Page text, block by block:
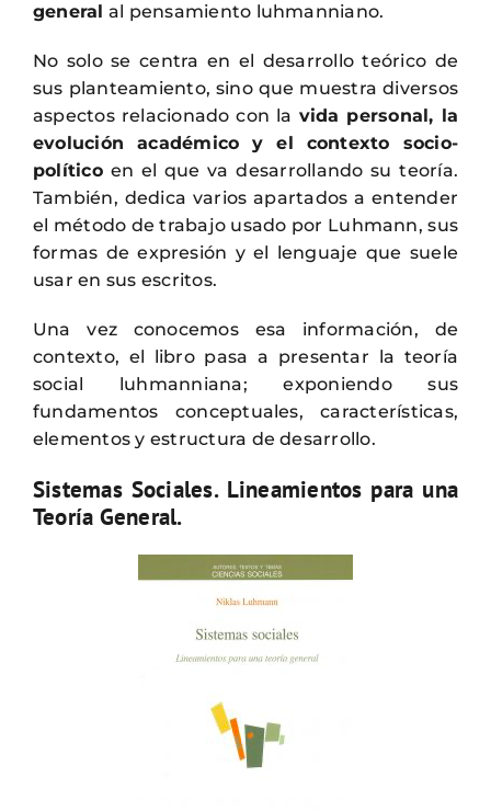
general al pensamiento luhmanniano.
No solo se centra en el desarrollo teórico de
sus planteamiento, sino que muestra diversos
aspectos relacionado con la vida personal, la
evolución académico y el contexto socio-
políticoen el que va desarrollando su teoría.
También, dedica varios apartados a entender
el método de trabajo usado por Luhmann, sus
formas de expresión y el lenguaje que suele
usar en sus escritos.
Una vez conocemos esa información, de
contexto, el libro pasa a presentar la teoría
social luhmanniana; exponiendo sus
fundamentos conceptuales, características,
elementos y estructura de desarrollo.
Sistemas Sociales. Lineamientos para una
Teoría General.